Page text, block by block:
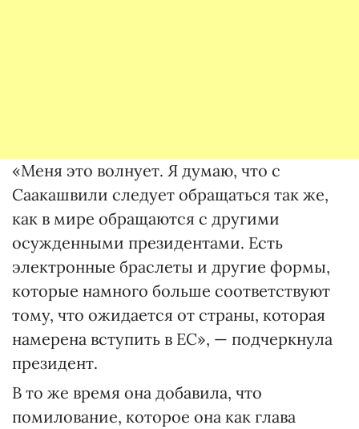
«Меня это волнует. Я думаю, что с
Саакашвили следует обращаться так же,
как в мире обращаются с другими
осужденными президентами. Есть
электронные браслеты и другие формы,
которые намного больше соответствуют
тому, что ожидается от страны, которая
намерена вступить в ЕС», — подчеркнула
президент.
В то же время она добавила, что
помилование, которое она как глава